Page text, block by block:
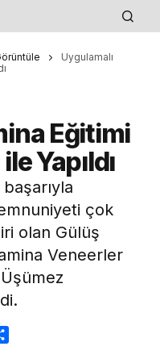
Uygulamalı
Eğitimi
Yapıldı
başarıyla
çok
olan Gülüş
Veneerler